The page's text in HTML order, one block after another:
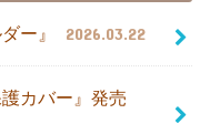
ー』 2026.03.22
カバー』発売